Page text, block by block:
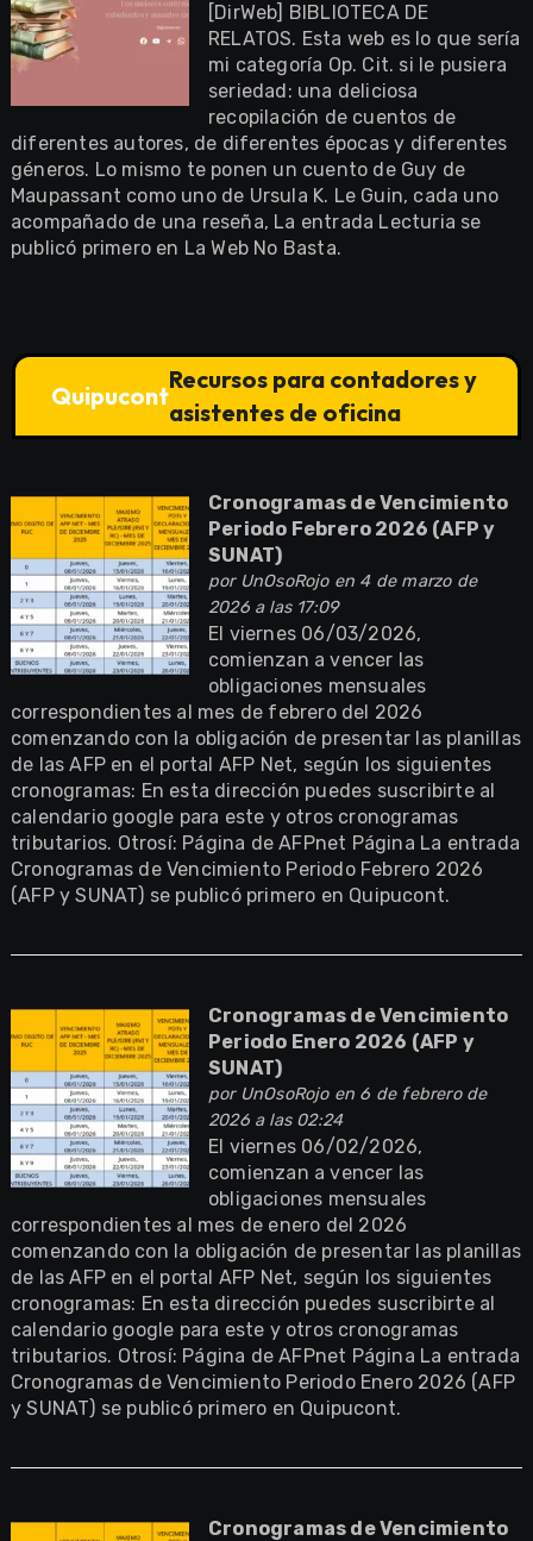
[DirWeb] BIBLIOTECA DE
RELATOS. Esta web es lo que sería
mi categoría Op. Cit. si le pusiera
seriedad: una deliciosa
recopilación de cuentos de
diferentes autores, de diferentes épocas y diferentes
géneros. Lo mismo te ponen un cuento de Guy de
Maupassant como uno de Ursula K. Le Guin, cada uno
acompañado de una reseña, La entrada Lecturia se
publicó primero en La Web No Basta.
Quipucont
Recursos para contadores y
asistentes de oficina
Cronogramas de Vencimiento
Periodo Febrero 2026 (AFP y
SUNAT)
por UnOsoRojoen 4 de marzo de
2026 a las 17:09
El viernes 06/03/2026,
comienzan a vencer las
obligaciones mensuales
correspondientes al mes de febrero del 2026
comenzando con la obligación de presentar las planillas
de las AFP en el portal AFP Net, según los siguientes
cronogramas: En esta dirección puedes suscribirte al
calendario google para este y otros cronogramas
tributarios. Otrosí: Página de AFPnet Página La entrada
Cronogramas de Vencimiento Periodo Febrero 2026
(AFP y SUNAT) se publicó primero en Quipucont.
Cronogramas de Vencimiento
Periodo Enero 2026 (AFP y
SUNAT)
por UnOsoRojoen 6 de febrero de
2026 a las 02:24
El viernes 06/02/2026,
comienzan a vencer las
obligaciones mensuales
correspondientes al mes de enero del 2026
comenzando con la obligación de presentar las planillas
de las AFP en el portal AFP Net, según los siguientes
cronogramas: En esta dirección puedes suscribirte al
calendario google para este y otros cronogramas
tributarios. Otrosí: Página de AFPnet Página La entrada
Cronogramas de Vencimiento Periodo Enero 2026 (AFP
y SUNAT) se publicó primero en Quipucont.
Cronogramas de Vencimiento